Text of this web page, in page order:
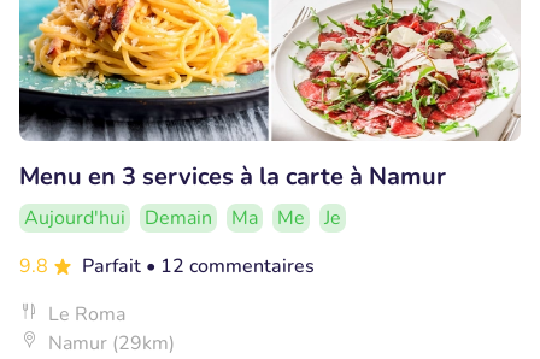
Menu en 3 services à la carte à Namur
Aujourd'hui Demain Ma Me
Je
9.8
Parfait • 12 commentaires
Le Roma
Namur (29km)